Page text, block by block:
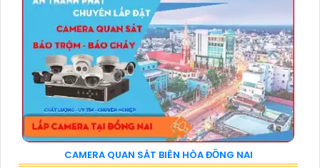
CAMERA QUAN SÁT BIÊN HÒA ĐỒNG NAI